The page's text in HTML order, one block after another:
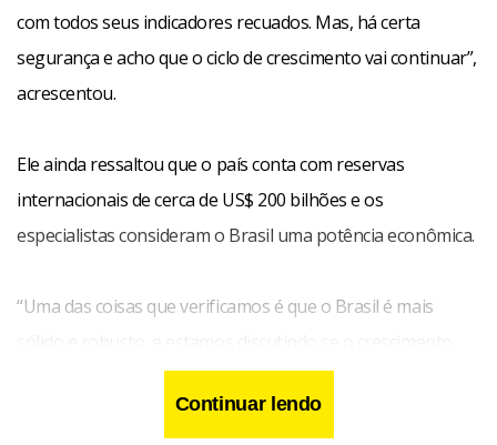
com todos seus indicadores recuados. Mas, há certa
segurança e acho que o ciclo de crescimento vai continuar”,
acrescentou.
Ele ainda ressaltou que o país conta com reservas
internacionais de cerca de US$ 200 bilhões e os
especialistas consideram o Brasil uma potência econômica.
“Uma das coisas que verificamos é que o Brasil é mais
(do Produto Interno Bruto deste ano) vai ser de 5% ou de
5,5%”, disse Mantega.Continuar lendo